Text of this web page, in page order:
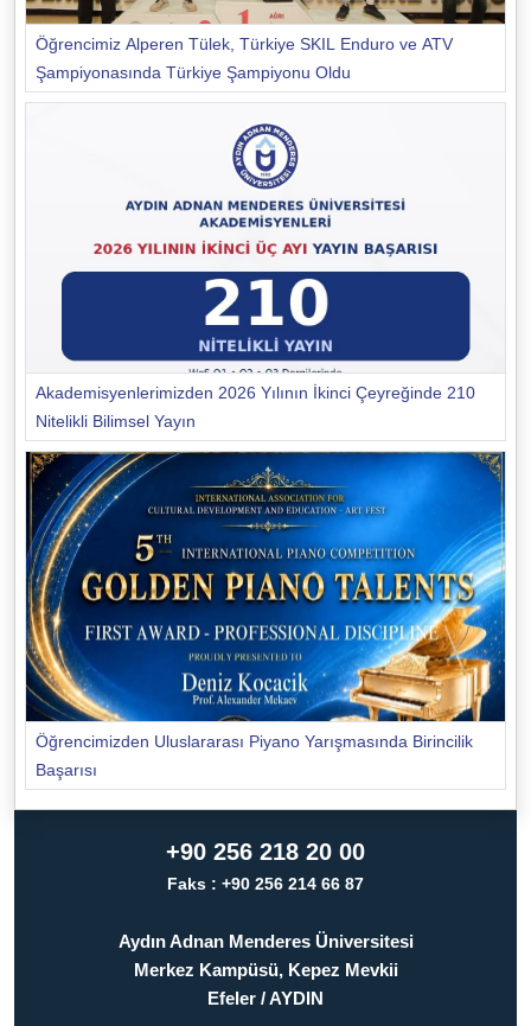
Öğrencimiz Alperen Tülek, Türkiye SKIL Enduro ve ATV
Şampiyonasında Türkiye Şampiyonu Oldu
Akademisyenlerimizden 2026 Yılının İkinci Çeyreğinde 210
Nitelikli Bilimsel Yayın
Öğrencimizden Uluslararası Piyano Yarışmasında Birincilik
Başarısı
+90 256 218 20 00
Faks : +90 256 214 66 87
Aydın Adnan Menderes Üniversitesi
Merkez Kampüsü, Kepez Mevkii
Efeler / AYDIN